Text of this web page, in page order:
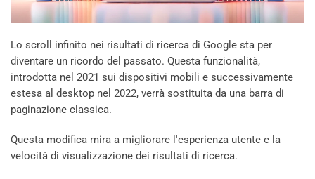
Lo scroll infinito nei risultati di ricerca di Google sta per
diventare un ricordo del passato. Questa funzionalità,
introdotta nel 2021 sui dispositivi mobili e successivamente
estesa al desktop nel 2022, verrà sostituita da una barra di
paginazione classica.
Questa modifica mira a migliorare l'esperienza utente e la
velocità di visualizzazione dei risultati di ricerca.